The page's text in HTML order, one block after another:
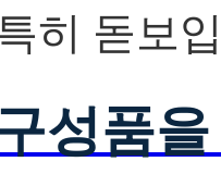
히 돋보
성품